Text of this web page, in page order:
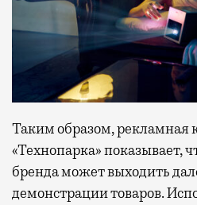
Таким образом, рекламная
«Технопарка» показывает,
бренда может выходить
демонстрации товаров.